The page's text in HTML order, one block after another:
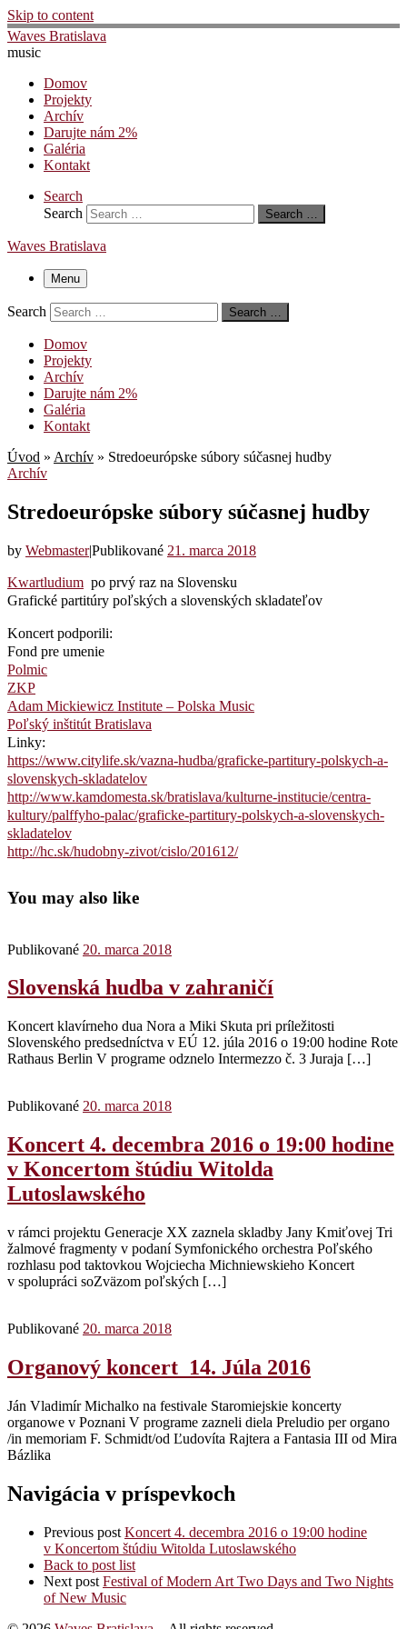
Skip to content
Waves Bratislava
music
Domov
Projekty
Archív
Darujte nám 2%
Galéria
Kontakt
Search
Search
Search …
Waves Bratislava
Menu
Search Search …
Domov
Projekty
Archív
Darujte nám 2%
Galéria
Kontakt
Úvod » Archív » Stredoeurópske súbory súčasnej hudby
Archív
Stredoeurópske súbory súčasnej hudby
by Webmaster|Publikované 21. marca 2018
Kwartludium po prvý raz na Slovensku
Grafické partitúry poľských a slovenských skladateľov
Koncert podporili:
Fond pre umenie
Polmic
ZKP
Adam Mickiewicz Institute – Polska Music
Poľský inštitút Bratislava
Linky:
https://www.citylife.sk/vazna-hudba/graficke-partitury-polskych-a-
slovenskych-skladatelov
http://www.kamdomesta.sk/bratislava/kulturne-institucie/centra-
kultury/palffyho-palac/graficke-partitury-polskych-a-slovenskych-
skladatelov
http://hc.sk/hudobny-zivot/cislo/201612/
You may also like
Publikované 20. marca 2018
Slovenská hudba v zahraničí
Koncert klavírneho dua Nora a Miki Skuta pri príležitosti
Slovenského predsedníctva v EÚ 12. júla 2016 o 19:00 hodine Rote
Rathaus Berlin ​V programe odznelo Intermezzo č. 3 Juraja […]
Publikované 20. marca 2018
Koncert 4. decembra 2016 o 19:00 hodine
v Koncertom štúdiu Witolda
Lutoslawského
v rámci projektu Generacje XX zaznela skladby Jany Kmiťovej Tri
žalmové fragmenty v podaní Symfonického orchestra Poľského
rozhlasu pod taktovkou Wojciecha Michniewskieho Koncert
v spolupráci soZväzom poľských […]
Publikované 20. marca 2018
Organový koncert 14. Júla 2016
Ján Vladimír Michalko na festivale Staromiejskie koncerty
organowe v Poznani V programe zazneli diela Preludio per organo
/in memoriam F. Schmidt/od Ľudovíta Rajtera a Fantasia III od Mira
Bázlika
Navigácia v príspevkoch
Previous post Koncert 4. decembra 2016 o 19:00 hodine
v Koncertom štúdiu Witolda Lutoslawského
Back to post list
Next post Festival of Modern Art Two Days and Two Nights
of New Music